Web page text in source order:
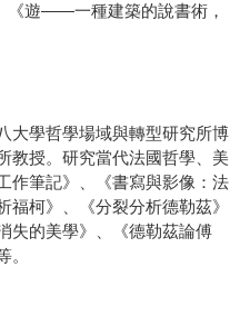
《遊――一種建築的說書術，
大學哲學場域與轉型研究所博
教授。研究當代法國哲學、美
作筆記》、《書寫與影像：法
福柯》、《分裂分析德勒茲》
失的美學》、《德勒茲論傅
。